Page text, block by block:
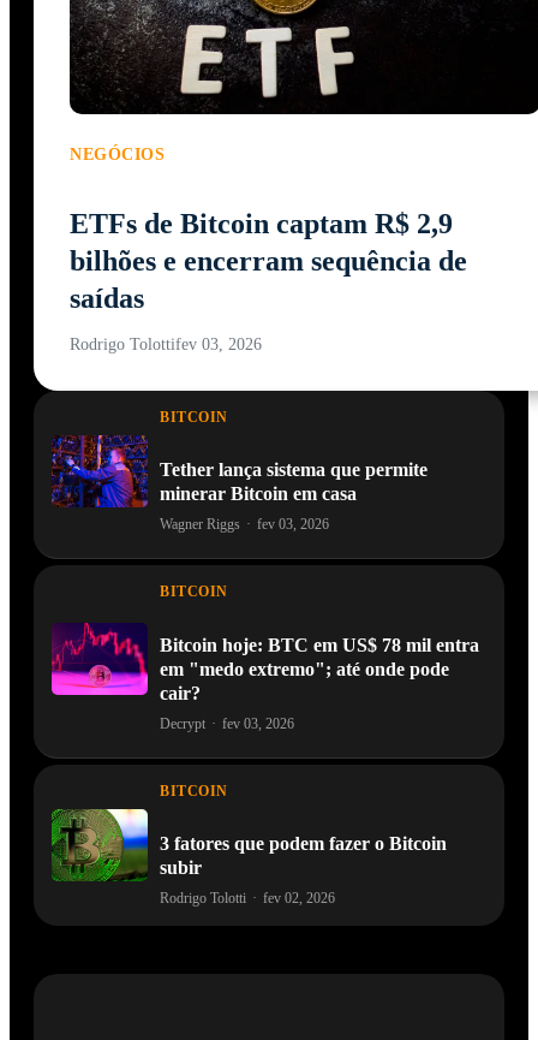
NEGÓCIOS
ETFs de Bitcoin captam R$ 2,9
bilhões e encerram sequência de
saídas
Rodrigo Tolottifev 03, 2026
BITCOIN
Tether lança sistema que permite
minerar Bitcoin em casa
Wagner Riggs · fev 03, 2026
BITCOIN
Bitcoin hoje: BTC em US$ 78 mil entra
em "medo extremo"; até onde pode
cair?
Decrypt · fev 03, 2026
BITCOIN
3 fatores que podem fazer o Bitcoin
subir
Rodrigo Tolotti · fev 02, 2026